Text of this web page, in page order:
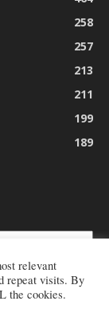
258
257
213
211
199
189
relevant
repeat visits. By
the cookies.